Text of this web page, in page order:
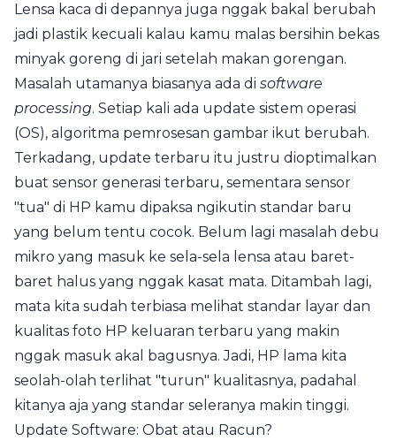
Lensa kaca di depannya juga nggak bakal berubah
jadi plastik kecuali kalau kamu malas bersihin bekas
minyak goreng di jari setelah makan gorengan.
Masalah utamanya biasanya ada di software
processing. Setiap kali ada update sistem operasi
(OS), algoritma pemrosesan gambar ikut berubah.
Terkadang, update terbaru itu justru dioptimalkan
buat sensor generasi terbaru, sementara sensor
"tua" di HP kamu dipaksa ngikutin standar baru
yang belum tentu cocok. Belum lagi masalah debu
mikro yang masuk ke sela-sela lensa atau baret-
baret halus yang nggak kasat mata. Ditambah lagi,
mata kita sudah terbiasa melihat standar layar dan
kualitas foto HP keluaran terbaru yang makin
nggak masuk akal bagusnya. Jadi, HP lama kita
seolah-olah terlihat "turun" kualitasnya, padahal
kitanya aja yang standar seleranya makin tinggi.
Update Software: Obat atau Racun?